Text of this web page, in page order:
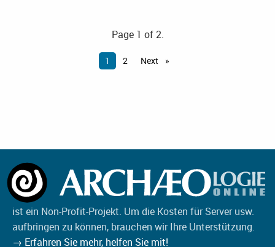
Page 1 of 2.
1 2 Next
ist ein Non-Profit-Projekt. Um die Kosten für Server usw.
aufbringen zu können, brauchen wir Ihre Unterstützung.
→ Erfahren Sie mehr, helfen Sie mit!